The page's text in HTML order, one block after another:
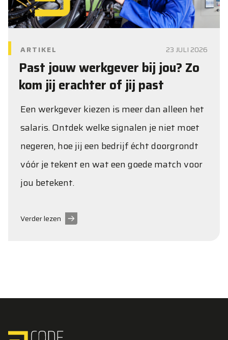
ARTIKEL 23 JULI 2026
Past jouw werkgever bij jou? Zo
kom jij erachter of jij past
Een werkgever kiezen is meer dan alleen het
salaris. Ontdek welke signalen je niet moet
negeren, hoe jij een bedrijf écht doorgrondt
vóór je tekent en wat een goede match voor
jou betekent.
Verder lezen